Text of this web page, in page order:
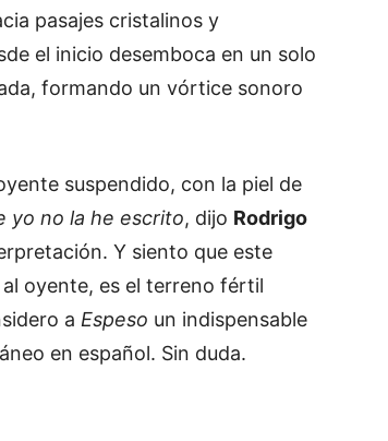
pasajes cristalinos y
el inicio desemboca en un solo
formando un vórtice sonoro
suspendido, con la piel de
yo no la he escrito, dijo Rodrigo
Y siento que este
oyente, es el terreno fértil
a Espeso un indispensable
en español. Sin duda.